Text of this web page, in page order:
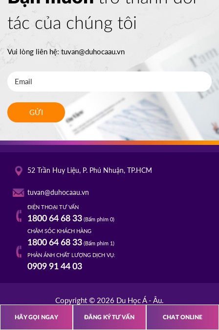
tác của chúng tôi
Vui lòng liên hệ:tuvan@duhocaau.vn
GỬI
52 Trần Huy Liệu, P. Phú Nhuận, TP.HCM
tuvan@duhocaau.vn
ĐIỆN THOẠI TƯ VẤN
1800 64 68 33(Bấm phím 0)
CHĂM SÓC KHÁCH HÀNG
1800 64 68 33(Bấm phím 1)
PHẢN ÁNH CHẤT LƯỢNG DỊCH VỤ:
0909 91 44 03
Copyright © 2026 Du Học Á - Âu.
HÃY GỌI NGAY ĐĂNG KÝ TƯ VẤN CHAT ONLINE